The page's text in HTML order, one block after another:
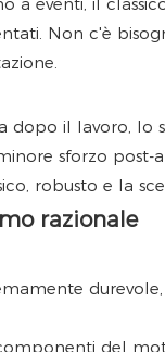
Non c'è
il lavoro, lo
sforzo post-
robusto e la
razionale
del